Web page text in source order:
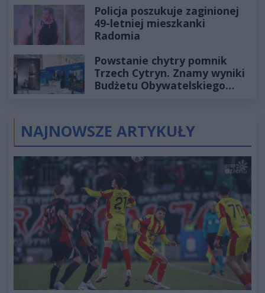
Policja poszukuje zaginionej
49-letniej mieszkanki
Radomia
Powstanie chytry pomnik
Trzech Cytryn. Znamy wyniki
Budżetu Obywatelskiego
NAJNOWSZE ARTYKUŁY